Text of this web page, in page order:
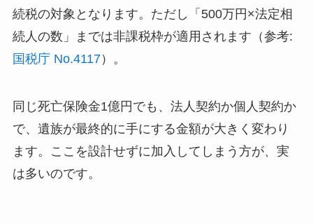
続税の対象となります。ただし「500万円×法定相
続人の数」までは非課税枠が適用されます（参考:
国税庁 No.4117）。
同じ死亡保険金1億円でも、法人契約か個人契約か
で、遺族が最終的に手にする金額が大きく変わり
ます。ここを設計せずに加入してしまう方が、実
は多いのです。